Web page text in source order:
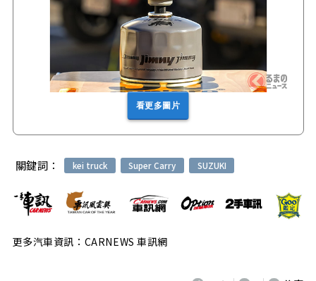
看更多圖片
關鍵詞： kei truck Super Carry SUZUKI
更多汽車資訊：CARNEWS 車訊網